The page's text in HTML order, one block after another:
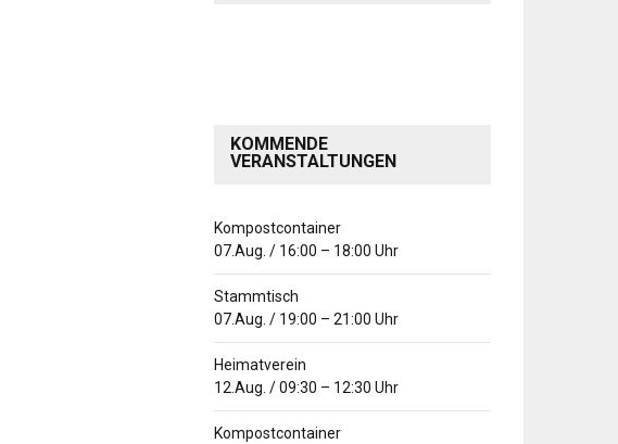
KOMMENDE
VERANSTALTUNGEN
Kompostcontainer
07.Aug. / 16:00 – 18:00 Uhr
Stammtisch
07.Aug. / 19:00 – 21:00 Uhr
Heimatverein
12.Aug. /09:30 – 12:30 Uhr
Kompostcontainer